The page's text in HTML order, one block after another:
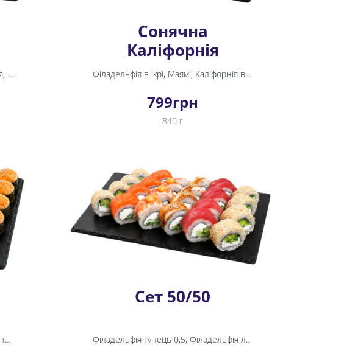
Каліфорнія з креветками, Філадельфія, Спайсі тунець, Каліфорнія з тунцем в кунжуті
Сонячна
Каліфорнія
Філадельфія в ікрі, Маямі, Каліфорнія в ікрі з тунцем
799грн
840 г
Вугор Хот, Теріякі Хот, Yappo, Yappo з тунцем
Сет 50/50
Філадельфія тунець 0,5, Філадельфія лосось 0,5, Філадельфія вугор 0,5, Філадельфія креветка 0,5, Філадельфія сезам